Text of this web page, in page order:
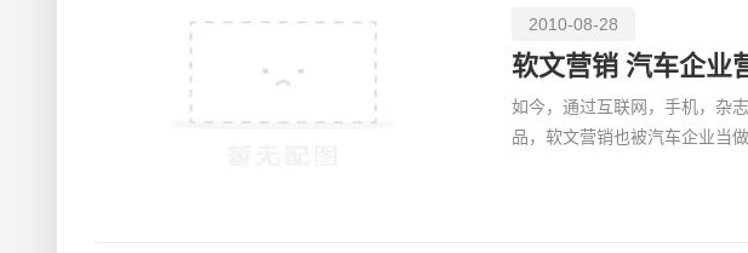
2010-08-28
软文营销 汽车企业
如今，通过互联网，手机，杂
品，软文营销也被汽车企业当